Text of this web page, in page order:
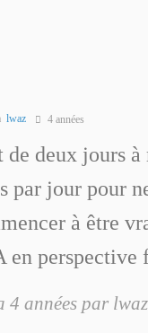
lwaz 4 années
de deux jours
par jour pour
à être
en
4 années par lwaz